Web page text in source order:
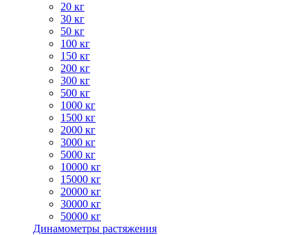
20 кг
30 кг
50 кг
100 кг
150 кг
200 кг
300 кг
500 кг
1000 кг
1500 кг
2000 кг
3000 кг
5000 кг
10000 кг
15000 кг
20000 кг
30000 кг
50000 кг
Динамометры растяжения